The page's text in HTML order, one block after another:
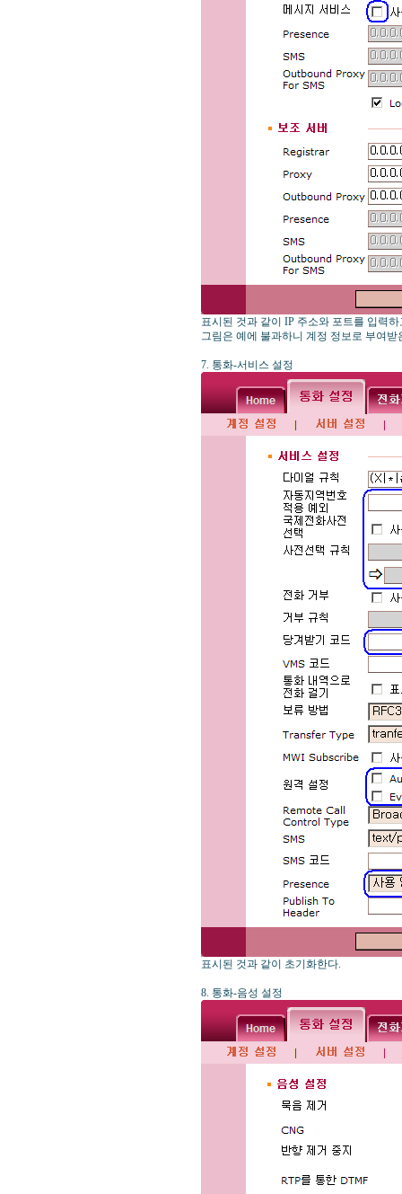
표시된 것과 같이 IP 주소와 포트를 입력
그림은 예에 불과하니 계정 정보로 부여
7. 통화-서비스 설정
표시된 것과 같이 초기화한다.
8. 통화-음성 설정